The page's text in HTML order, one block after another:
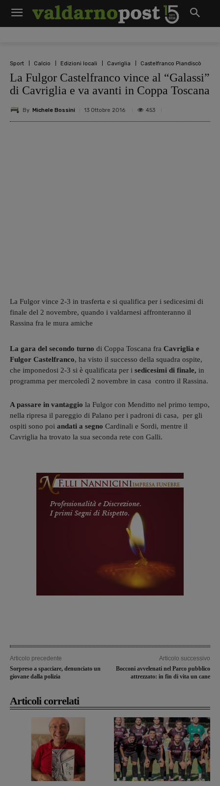
Sport Calcio Edizioni locali Cavriglia Castelfranco Piandiscò
La Fulgor Castelfranco vince al “Galassi”
di Cavriglia e va avanti in Coppa Toscana
By Michele Bossini 13 Ottobre 2016 453
La Fulgor vince 2-3 in trasferta e si qualifica per i sedicesimi di
finale del 2 novembre, quando i valdarnesi affronteranno il
Rassina fra le mura amiche
La gara del secondo turno di Coppa Toscana fra Cavriglia e
Fulgor Castelfranco, ha visto il successo della squadra ospite,
che imponedosi 2-3 si è qualificata per i sedicesimi di finale, in
programma per mercoledì 2 novembre in casa contro il Rassina.
A passare in vantaggio la Fulgor con Menditto nel primo tempo,
nella ripresa il pareggio di Palano per i padroni di casa, per gli
ospiti sono poi andati a segno Cardinali e Sordi, mentre il
Cavriglia ha trovato la sua seconda rete con Galli.
Articolo precedente
Sorpreso a spacciare, denunciato un
giovane dalla polizia
Articolo successivo
Bocconi avvelenati nel Parco pubblico
attrezzato: in fin di vita un cane
Articoli correlati